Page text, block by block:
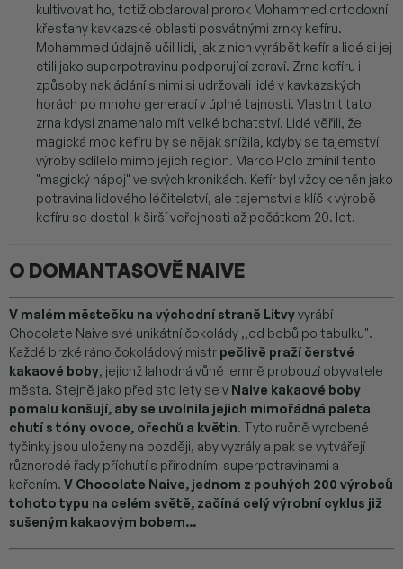
kultivovat ho, totiž obdaroval prorok Mohammed ortodoxní
křesťany kavkazské oblasti posvátnými zrnky kefíru.
Mohammed údajně učil lidi, jak z nich vyrábět kefír a lidé si jej
ctili jako superpotravinu podporující zdraví. Zrna kefíru i
způsoby nakládání s nimi si udržovali lidé v kavkazských
horách po mnoho generací v úplné tajnosti. Vlastnit tato
zrna kdysi znamenalo mít velké bohatství. Lidé věřili, že
magická moc kefíru by se nějak snížila, kdyby se tajemství
výroby sdílelo mimo jejich region. Marco Polo zmínil tento
"magický nápoj" ve svých kronikách. Kefír byl vždy ceněn jako
potravina lidového léčitelství, ale tajemství a klíč k výrobě
kefíru se dostali k širší veřejnosti až počátkem 20. let.
O DOMANTASOVĚ NAIVE
V malém městečku na východní straně Litvyvyrábí
Chocolate Naive své unikátní čokolády ,,od bobů po tabulku".
Každé brzké ráno čokoládový mistr pečlivě praží čerstvé
kakaové boby, jejichž lahodná vůně jemně probouzí obyvatele
města. Stejně jako před sto lety se v Naive kakaové boby
pomalu konšují, aby se uvolnila jejich mimořádná paleta
chutí s tóny ovoce, ořechů a květin. Tyto ručně vyrobené
tyčinky jsou uloženy na později, aby vyzrály a pak se vytvářejí
různorodé řady příchutí s přírodními superpotravinami a
kořením. V Chocolate Naive, jednom z pouhých 200 výrobců
tohoto typu na celém světě, začíná celý výrobní cyklus již
sušeným kakaovým bobem...